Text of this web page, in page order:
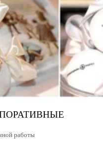
работы